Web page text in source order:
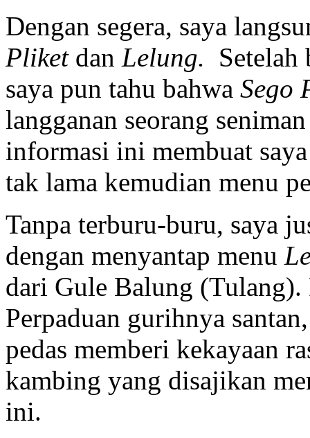
Dengan segera, saya
Pliket dan Lelung. Setelah
saya pun tahu bahwa Sego
langganan seorang
informasi ini membuat
tak lama kemudian menu
Tanpa terburu-buru, saya
dengan menyantap menu
dari Gule Balung (Tulang).
Perpaduan gurihnya
pedas memberi kekayaan
kambing yang disajikan
ini.